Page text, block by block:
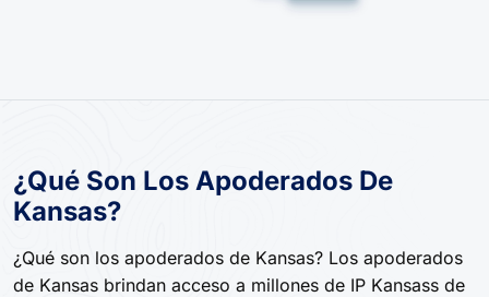
¿Qué Son Los Apoderados De
Kansas?
¿Qué son los apoderados de Kansas? Los apoderados
de Kansas brindan acceso a millones de IP Kansass de